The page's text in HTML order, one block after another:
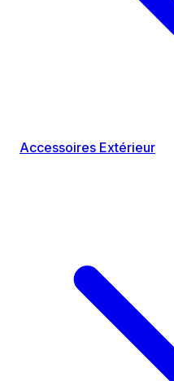
Accessoires Extérieur